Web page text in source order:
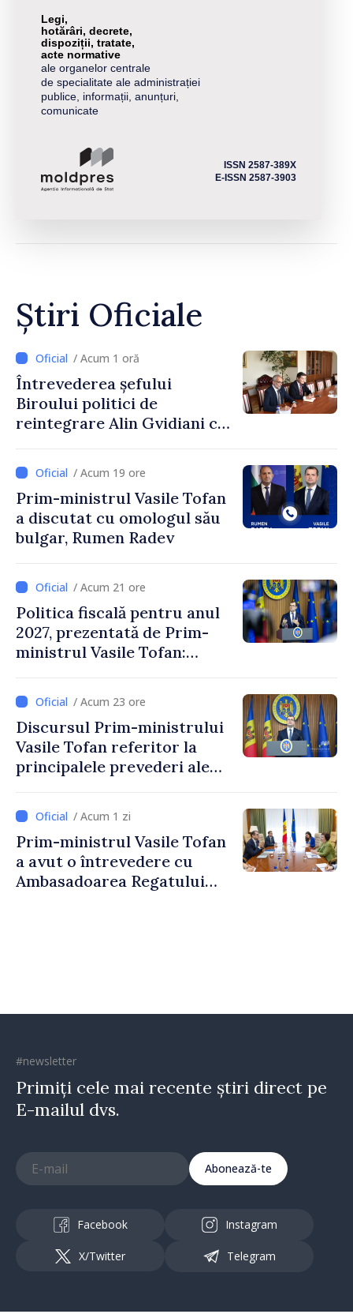
Legi,
hotărâri, decrete,
dispoziții, tratate,
acte normative
ale organelor centrale
de specialitate ale administrației
publice, informații, anunțuri,
comunicate
ISSN 2587-389X
E-ISSN 2587-3903
Știri Oficiale
/ Acum 1 oră
Întrevederea șefului
Biroului politici de
reintegrare Alin Gvidiani cu
Comitetului Internațional al
Crucii Roșii în Moldova
/ Acum 19 ore
Prim-ministrul Vasile Tofan
a discutat cu omologul său
bulgar, Rumen Radev
/ Acum 21 ore
Politica fiscală pentru anul
2027, prezentată de Prim-
ministrul Vasile Tofan:
stimularea investițiilor și o
taxare mai echitabilă
/ Acum 23 ore
Discursul Prim-ministrului
Vasile Tofan referitor la
principalele prevederi ale
2027
/ Acum 1 zi
Prim-ministrul Vasile Tofan
a avut o întrevedere cu
Ambasadoarea Regatului
#newsletter
Primiți cele mai recente știri direct pe
E-mailul dvs.
Abonează-te
Facebook Instagram
X/Twitter Telegram